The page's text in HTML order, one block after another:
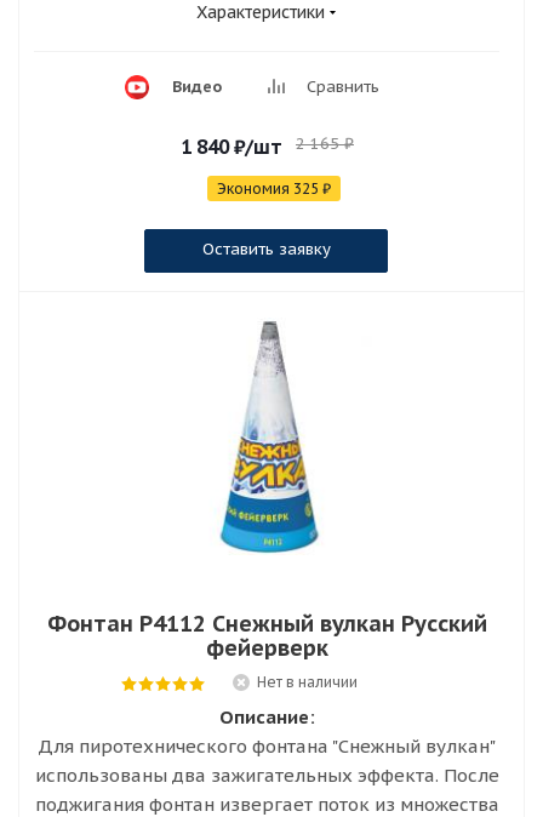
Характеристики
Видео Сравнить
1 840₽/шт 2 165₽
Экономия 325 ₽
Оставить заявку
Фонтан Р4112 Снежный вулкан Русский
фейерверк
Нет в наличии
Описание:
Для пиротехнического фонтана "Снежный вулкан"
использованы два зажигательных эффекта. После
поджигания фонтан извергает поток из множества